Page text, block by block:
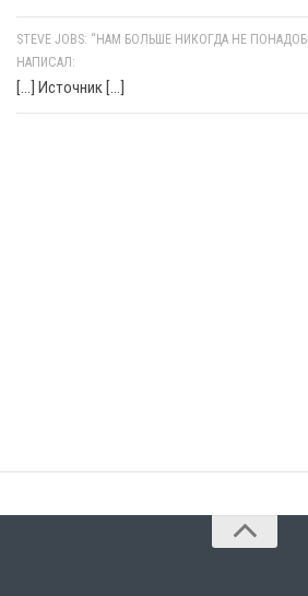
STEVE JOBS: “НАМ БОЛЬШЕ НИКОГДА НЕ
НАПИСАЛ:
[…] Источник […]